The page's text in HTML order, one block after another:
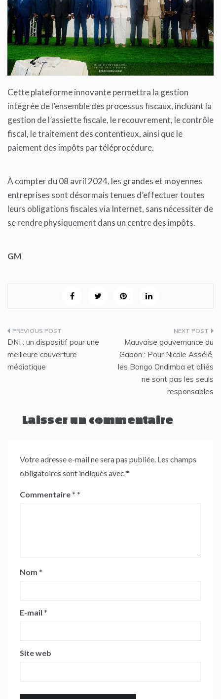
Cette plateforme innovante permettra la gestion
intégrée de l’ensemble des processus fiscaux, incluant la
gestion de l’assiette fiscale, le recouvrement, le contrôle
fiscal, le traitement des contentieux, ainsi que le
paiement des impôts par téléprocédure.
À compter du 08 avril 2024, les grandes et moyennes
entreprises sont désormais tenues d’effectuer toutes
leurs obligations fiscales via Internet, sans nécessiter de
se rendre physiquement dans un centre des impôts.
GM
Navigation
de
l’article
DNI : un dispositif pour une
meilleure couverture
médiatique
Mauvaise gouvernance du
Gabon : Pour Nicole Assélé,
les Bongo Ondimba et alliés
ne sont pas les seuls
responsables
Laisser un commentaire
Votre adresse e-mail ne sera pas publiée. Les champs
obligatoires sont indiqués avec *
Commentaire *
Nom *
E-mail *
Site web